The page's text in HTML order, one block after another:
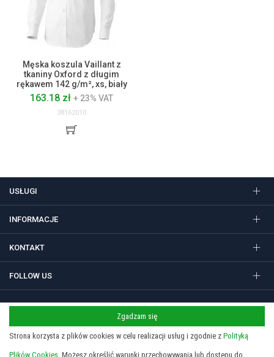
Męska koszula Vaillant z
tkaniny Oxford z długim
rękawem 142 g/m², xs, biały
163.18 zł + 23% VAT
38162010
USŁUGI
INFORMACJE
KONTAKT
FOLLOW US
Regulamin
Polityka prywatności i cookies
Copyright 2026 © STUDIO SIEDEM Grzegorz Żółtowski. Gadżety
Zgadzam się
Strona korzysta z plików cookies w celu realizacji usług i zgodnie z Polityką
Plików Cookies. Możesz określić warunki przechowywania lub dostępu do